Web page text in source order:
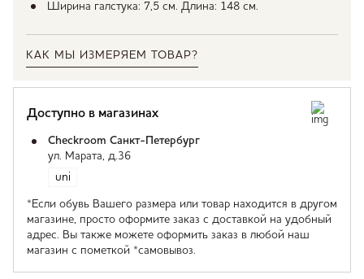
Ширина галстука: 7,5 см. Длина: 148 см.
КАК МЫ ИЗМЕРЯЕМ ТОВАР?
Доступно в магазинах
Checkroom Санкт-Петербург
ул. Марата, д.36
uni
*Если обувь Вашего размера или товар находится в другом
магазине, просто оформите заказ с доставкой на удобный
адрес. Вы также можете оформить заказ в любой наш
магазин с пометкой *самовывоз.